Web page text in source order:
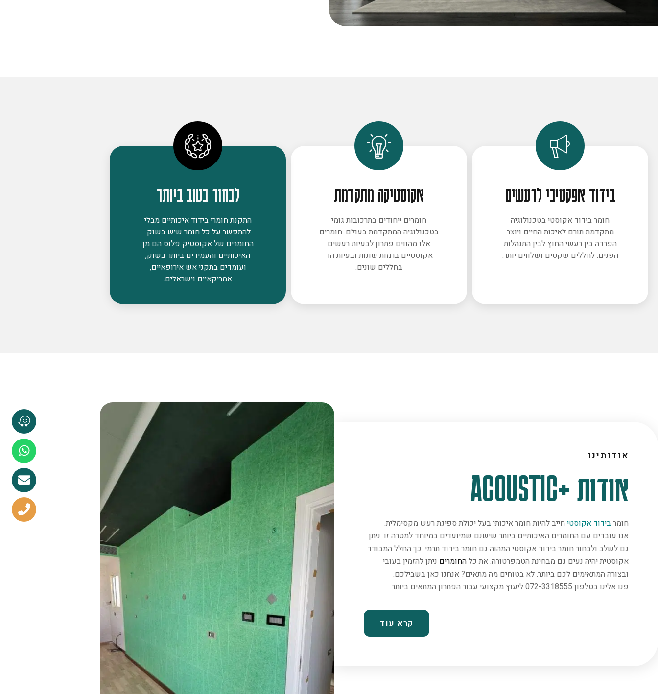
בידוד אפקטיבי לרעשים
חומר בידוד אקוסטי בטכנולוגיה
מתקדמת תורם לאיכות החיים ויוצר
הפרדה בין רעשי החוץ לבין התנהלות
הפנים. לחללים שקטים ושלווים יותר.
אקוסטיקה מתקדמת
חומרים ייחודים בתרכובות גומי
בטכנולוגיה המתקדמת בעולם. חומרים
אלו מהווים פתרון לבעיות רעשים
אקוסטיים ברמות שונות ובעיות הד
בחללים שונים.
לבחור בטוב ביותר
התקנת חומרי בידוד איכותיים מבלי
להתפשר על כל חומר שיש בשוק.
החומרים של אקוסטיק פלוס הם מן
האיכותיים והעמידים ביותר בשוק,
ועומדים בתקני אש אירופאיים,
אמריקאיים וישראלים.
אודותינו
אודות +ACOUSTIC
חומרבידוד אקוסטי חייב להיות חומר איכותי בעל יכולת ספיגת רעש מקסימלית.
אנו עובדים עם החומרים האיכותיים ביותר שישנם שמיועדים במיוחד למטרה זו. ניתן
גם לשלב ולבחור חומר בידוד אקוסטי המהוה גם חומר בידוד תרמי. כך החלל המבודד
אקוסטית יהיה נעים גם מבחינת הטמפרטורה. את כלהחומרים ניתן להזמין בעובי
ובצורה המתאימים לכם ביותר. לא בטוחים מה מתאים? אנחנו כאן בשבילכם.
פנו אלינו בטלפון 072-3318555 ליעוץ מקצועי עבור הפתרון המתאים ביותר.
קרא עוד